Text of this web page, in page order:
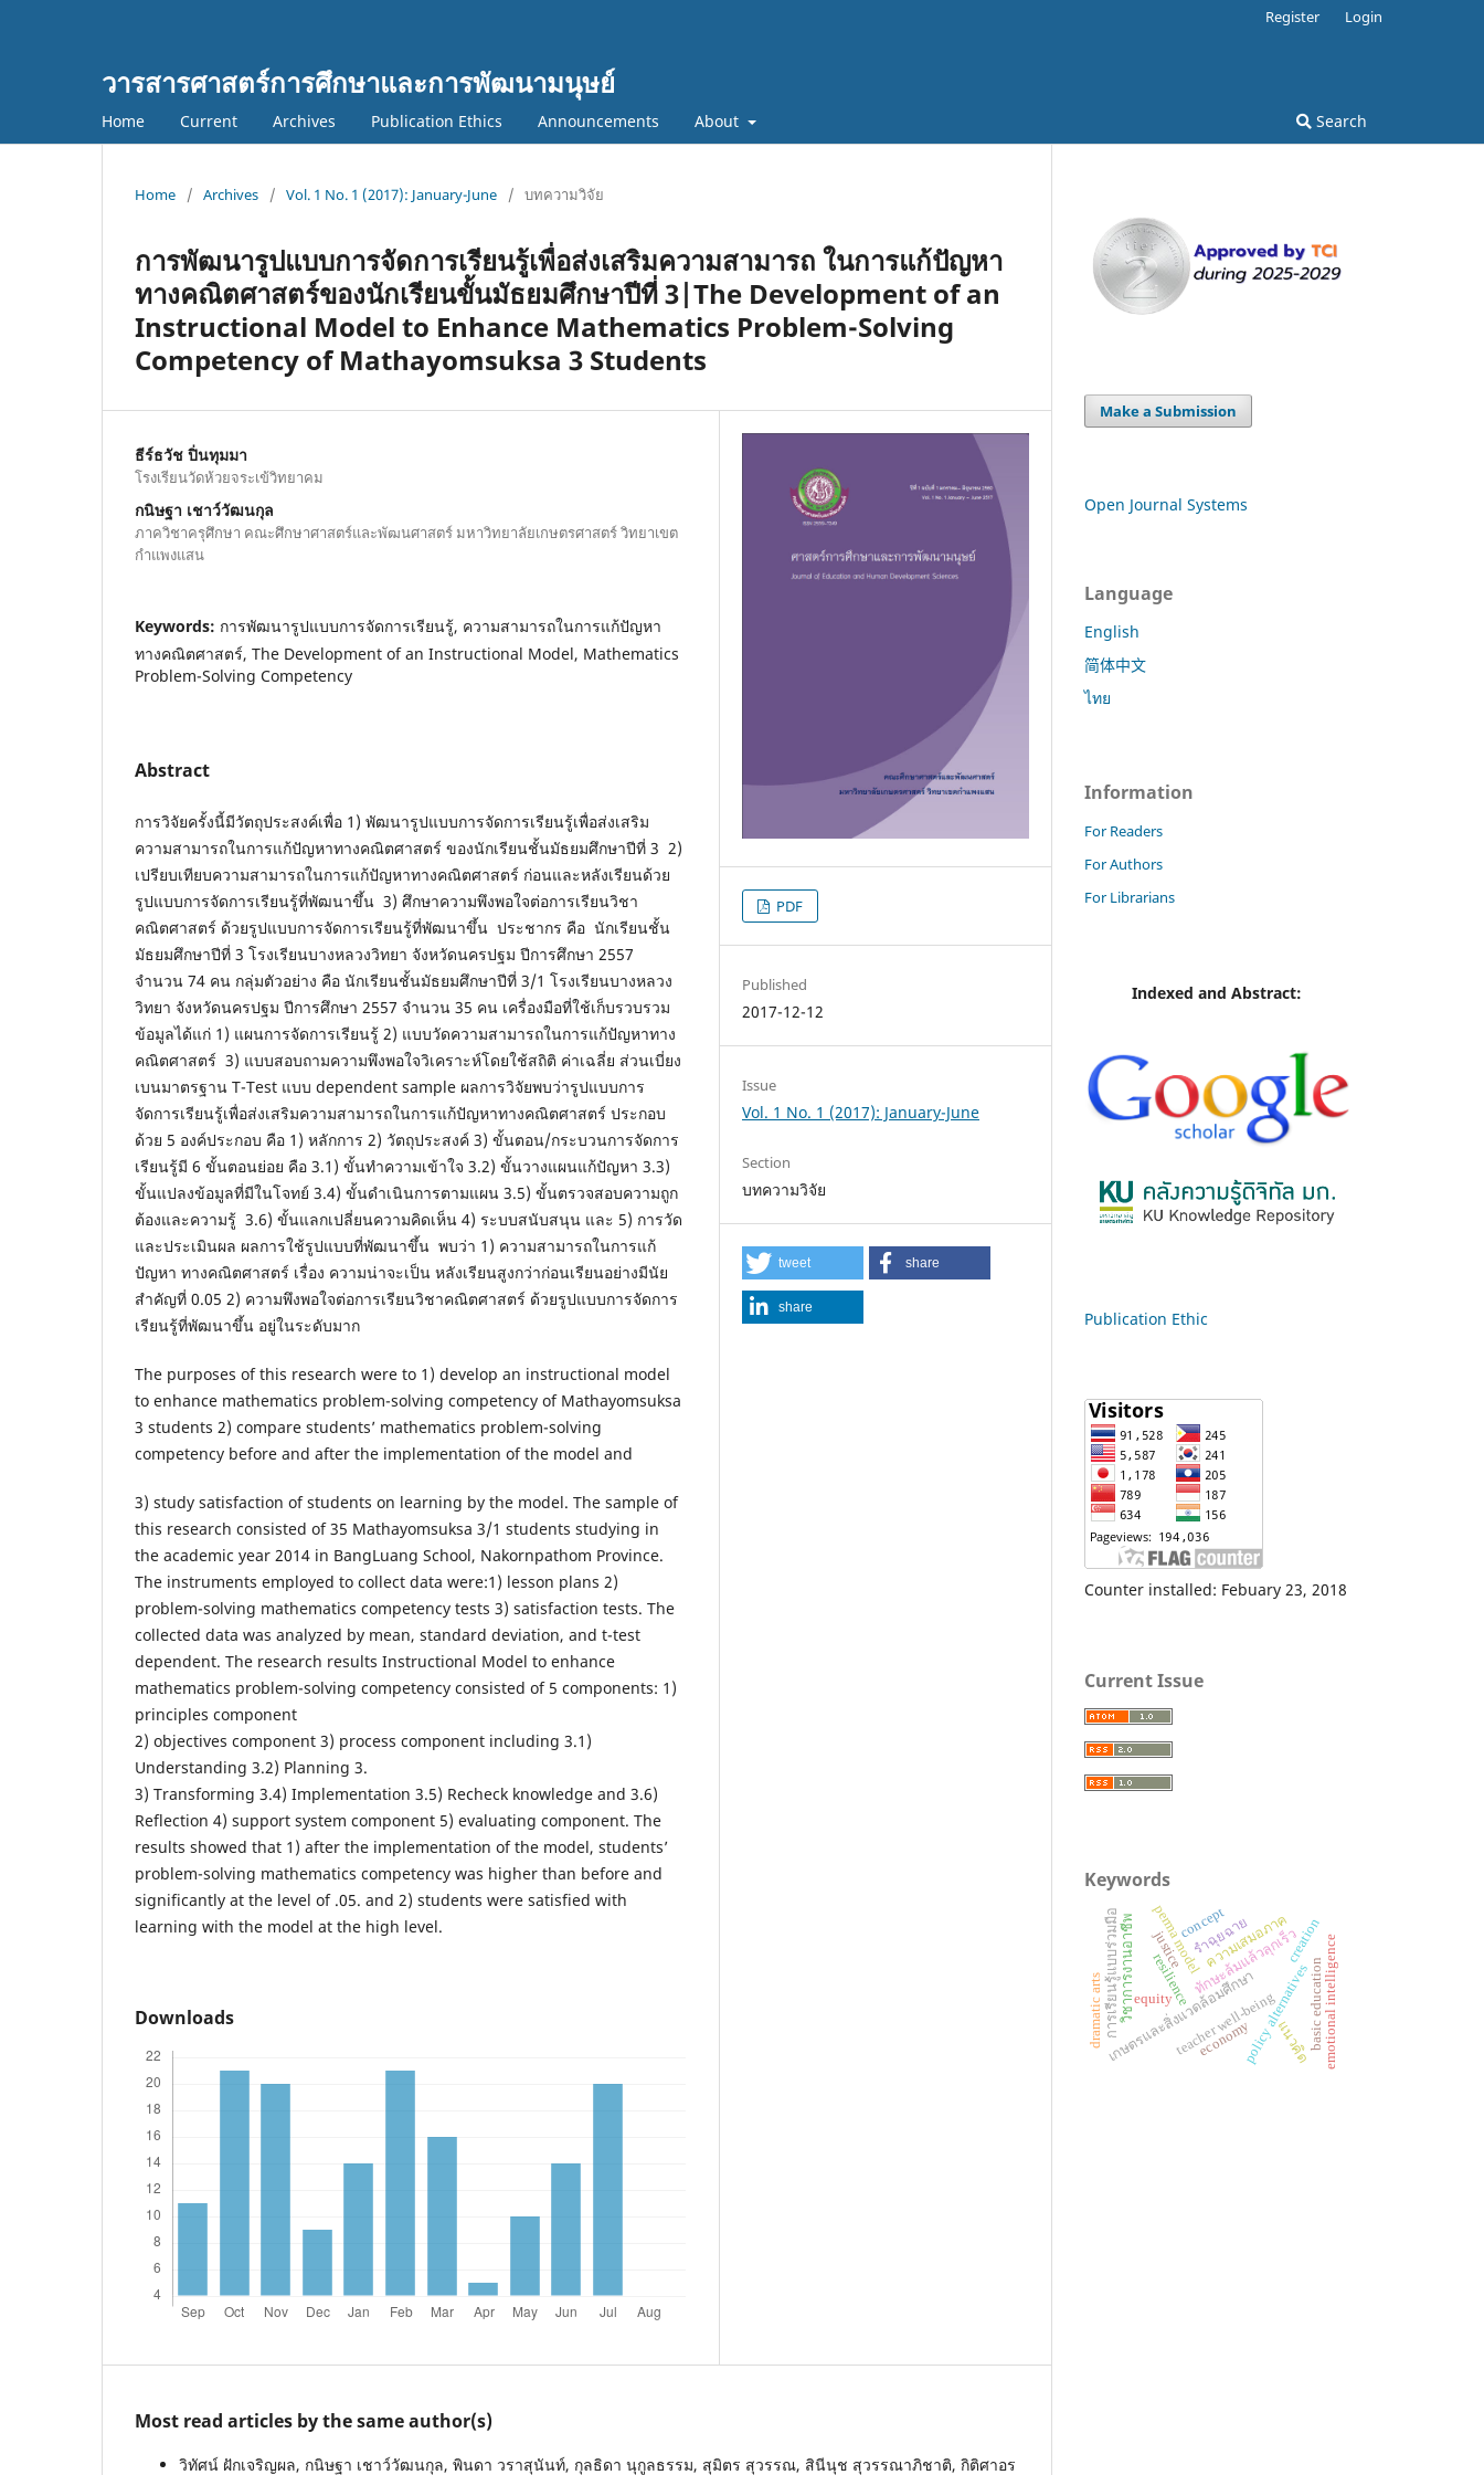
วารสารศาสตร์การศึกษาและการพัฒนามนุษย์
Home Current Archives Publication Ethics Announcements About Search
Register Login
Home / Archives / Vol. 1 No. 1 (2017): January-June / บทความวิจัย
การพัฒนารูปแบบการจัดการเรียนรู้เพื่อส่งเสริมความสามารถ ในการแก้ปัญหา
ทางคณิตศาสตร์ของนักเรียนขั้นมัธยมศึกษาปีที่ 3|The Development of an
Instructional Model to Enhance Mathematics Problem-Solving
Competency of Mathayomsuksa 3 Students
ธีร์ธวัช ปิ่นทุมมา
โรงเรียนวัดห้วยจระเข้วิทยาคม
กนิษฐา เชาว์วัฒนกุล
ภาควิชาครุศึกษา คณะศึกษาศาสตร์และพัฒนศาสตร์ มหาวิทยาลัยเกษตรศาสตร์ วิทยาเขต
กำแพงแสน
Keywords: การพัฒนารูปแบบการจัดการเรียนรู้, ความสามารถในการแก้ปัญหา
ทางคณิตศาสตร์, The Development of an Instructional Model, Mathematics
Problem-Solving Competency
Abstract
การวิจัยครั้งนี้มีวัตถุประสงค์เพื่อ 1) พัฒนารูปแบบการจัดการเรียนรู้เพื่อส่งเสริม
ความสามารถในการแก้ปัญหาทางคณิตศาสตร์ ของนักเรียนชั้นมัธยมศึกษาปีที่ 3 2)
เปรียบเทียบความสามารถในการแก้ปัญหาทางคณิตศาสตร์ ก่อนและหลังเรียนด้วย
รูปแบบการจัดการเรียนรู้ที่พัฒนาขึ้น 3) ศึกษาความพึงพอใจต่อการเรียนวิชา
คณิตศาสตร์ ด้วยรูปแบบการจัดการเรียนรู้ที่พัฒนาขึ้น ประชากร คือ นักเรียนชั้น
มัธยมศึกษาปีที่ 3 โรงเรียนบางหลวงวิทยา จังหวัดนครปฐม ปีการศึกษา 2557
จำนวน 74 คน กลุ่มตัวอย่าง คือ นักเรียนชั้นมัธยมศึกษาปีที่ 3/1 โรงเรียนบางหลวง
วิทยา จังหวัดนครปฐม ปีการศึกษา 2557 จำนวน 35 คน เครื่องมือที่ใช้เก็บรวบรวม
ข้อมูลได้แก่ 1) แผนการจัดการเรียนรู้ 2) แบบวัดความสามารถในการแก้ปัญหาทาง
คณิตศาสตร์ 3) แบบสอบถามความพึงพอใจวิเคราะห์โดยใช้สถิติ ค่าเฉลี่ย ส่วนเบี่ยง
เบนมาตรฐาน T-Test แบบ dependent sample ผลการวิจัยพบว่ารูปแบบการ
จัดการเรียนรู้เพื่อส่งเสริมความสามารถในการแก้ปัญหาทางคณิตศาสตร์ ประกอบ
ด้วย 5 องค์ประกอบ คือ 1) หลักการ 2) วัตถุประสงค์ 3) ขั้นตอน/กระบวนการจัดการ
เรียนรู้มี 6 ขั้นตอนย่อย คือ 3.1) ขั้นทำความเข้าใจ 3.2) ขั้นวางแผนแก้ปัญหา 3.3)
ขั้นแปลงข้อมูลที่มีในโจทย์ 3.4) ขั้นดำเนินการตามแผน 3.5) ขั้นตรวจสอบความถูก
ต้องและความรู้ 3.6) ขั้นแลกเปลี่ยนความคิดเห็น 4) ระบบสนับสนุน และ 5) การวัด
และประเมินผล ผลการใช้รูปแบบที่พัฒนาขึ้น พบว่า 1) ความสามารถในการแก้
ปัญหา ทางคณิตศาสตร์ เรื่อง ความน่าจะเป็น หลังเรียนสูงกว่าก่อนเรียนอย่างมีนัย
สำคัญที่ 0.05 2) ความพึงพอใจต่อการเรียนวิชาคณิตศาสตร์ ด้วยรูปแบบการจัดการ
เรียนรู้ที่พัฒนาขึ้น อยู่ในระดับมาก
The purposes of this research were to 1) develop an instructional model
to enhance mathematics problem-solving competency of Mathayomsuksa
3 students 2) compare students’ mathematics problem-solving
competency before and after the implementation of the model and
3) study satisfaction of students on learning by the model. The sample of
this research consisted of 35 Mathayomsuksa 3/1 students studying in
the academic year 2014 in BangLuang School, Nakornpathom Province.
The instruments employed to collect data were:1) lesson plans 2)
problem-solving mathematics competency tests 3) satisfaction tests. The
collected data was analyzed by mean, standard deviation, and t-test
dependent. The research results Instructional Model to enhance
mathematics problem-solving competency consisted of 5 components: 1)
principles component
2) objectives component 3) process component including 3.1)
Understanding 3.2) Planning 3.
3) Transforming 3.4) Implementation 3.5) Recheck knowledge and 3.6)
Reflection 4) support system component 5) evaluating component. The
results showed that 1) after the implementation of the model, students’
problem-solving mathematics competency was higher than before and
significantly at the level of .05. and 2) students were satisfied with
learning with the model at the high level.
Downloads
PDF
Published
2017-12-12
Issue
Vol. 1 No. 1 (2017): January-June
Section
บทความวิจัย
tweet share
share
Most read articles by the same author(s)
วิทัศน์ ฝักเจริญผล, กนิษฐา เชาว์วัฒนกุล, พินดา วราสุนันท์, กุลธิดา นุกูลธรรม, สุมิตร สุวรรณ, สินีนุช สุวรรณาภิชาติ, กิติศาอร
Make a Submission
Open Journal Systems
Language
English
简体中文
ไทย
Information
For Readers
For Authors
For Librarians
Indexed and Abstract:
Publication Ethic
Counter installed: Febuary 23, 2018
Current Issue
Keywords
เกษตรและสิ่งแวดล้อมศึกษา
resilience policy alternativesbasic education
equity
justiceทักษะล้มแล้วลุกเร็ว
teacher well-being
ความเสมอภาค
perma model
การเรียนรู้แบบร่วมมือวิชาการงานอาชีพ
แนวคิด
รำฉุยฉาย
concept creation
dramatic arts emotional intelligence
economy